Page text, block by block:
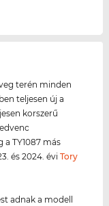
terén minden
teljesen új a
korszerű
TY1087 más
és 2024. éviTory
adnak a modell